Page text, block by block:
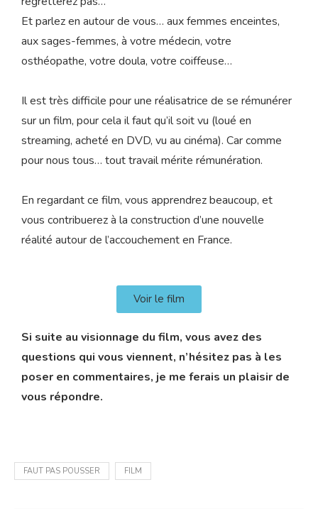
Et parlez en autour de vous… aux femmes enceintes,
aux sages-femmes, à votre médecin, votre
osthéopathe, votre doula, votre coiffeuse…
Il est très difficile pour une réalisatrice de se rémunérer
sur un film, pour cela il faut qu’il soit vu (loué en
streaming, acheté en DVD, vu au cinéma). Car comme
pour nous tous… tout travail mérite rémunération.
En regardant ce film, vous apprendrez beaucoup, et
vous contribuerez à la construction d’une nouvelle
réalité autour de l’accouchement en France.
Voir le film
Si suite au visionnage du film, vous avez des
questions qui vous viennent, n’hésitez pas à les
poser en commentaires, je me ferais un plaisir de
vous répondre.
FAUT PAS POUSSER FILM